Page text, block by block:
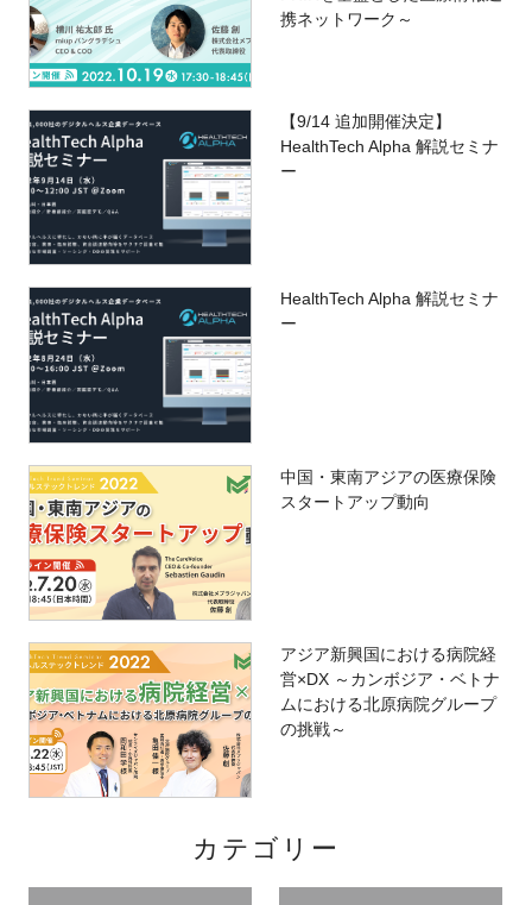
携ネットワーク～
【9/14 追加開催決定】
HealthTech Alpha 解説セミナ
ー
HealthTech Alpha 解説セミナ
ー
中国・東南アジアの医療保険
スタートアップ動向
アジア新興国における病院経
営×DX ～カンボジア・ベトナ
ムにおける北原病院グループ
の挑戦～
カテゴリー